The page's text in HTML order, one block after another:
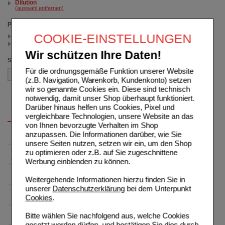
COOKIE-EINSTELLUNGEN
Wir schützen Ihre Daten!
Für die ordnungsgemäße Funktion unserer Website
(z.B. Navigation, Warenkorb, Kundenkonto) setzen
wir so genannte Cookies ein. Diese sind technisch
notwendig, damit unser Shop überhaupt funktioniert.
Darüber hinaus helfen uns Cookies, Pixel und
vergleichbare Technologien, unsere Website an das
von Ihnen bevorzugte Verhalten im Shop
anzupassen. Die Informationen darüber, wie Sie
unsere Seiten nutzen, setzen wir ein, um den Shop
zu optimieren oder z.B. auf Sie zugeschnittene
Werbung einblenden zu können.
Weitergehende Informationen hierzu finden Sie in
unserer Datenschutzerklärungbei dem Unterpunkt
Cookies.
Bitte wählen Sie nachfolgend aus, welche Cookies
Dilution
(auswahl entfernen)
Packungsgröße
20 ML St (1)
20 ml (1)
Sortieren nach